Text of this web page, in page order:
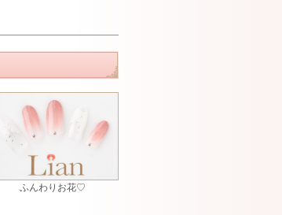
ふんわりお花♡